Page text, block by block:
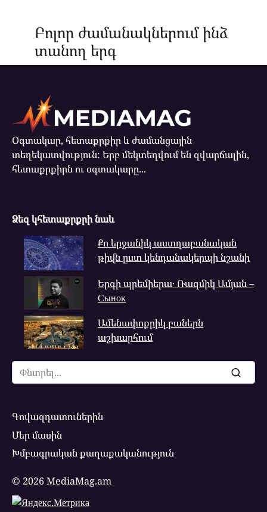
Բոլոր ժամանակներում ինձ
տանող երգ
Օգտակար, հետաքրքիր և ժամանցային
տեղեկատվություն: Երբ մեկտեղվում են զվարճալին,
հետաքրքիրն ու օգտակարը...
Ձեզ կհետաքրքրի նաև
Քո երջանիկ աստղաբանական
թիվն ըստ կենդանակերպի նշանի
Երգի պրեմիերա․ Ռազմիկ Ամյան –
Сынок
Ամենափոքրիկ բաներն
աշխարհում
Search
for:
Գովազդատուներին
Մեր մասին
Խմբագրական քաղաքականություն
© 2026 MediaMag.am